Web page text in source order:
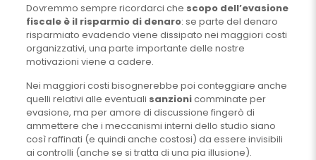
Dovremmo sempre ricordarci che scopo dell’evasione
fiscale è il risparmio di denaro: se parte del denaro
risparmiato evadendo viene dissipato nei maggiori costi
organizzativi, una parte importante delle nostre
motivazioni viene a cadere.
Nei maggiori costi bisognerebbe poi conteggiare anche
quelli relativi alle eventuali sanzionicomminate per
evasione, ma per amore di discussione fingerò di
ammettere che i meccanismi interni dello studio siano
così raffinati (e quindi anche costosi) da essere invisibili
ai controlli (anche se si tratta di una pia illusione).